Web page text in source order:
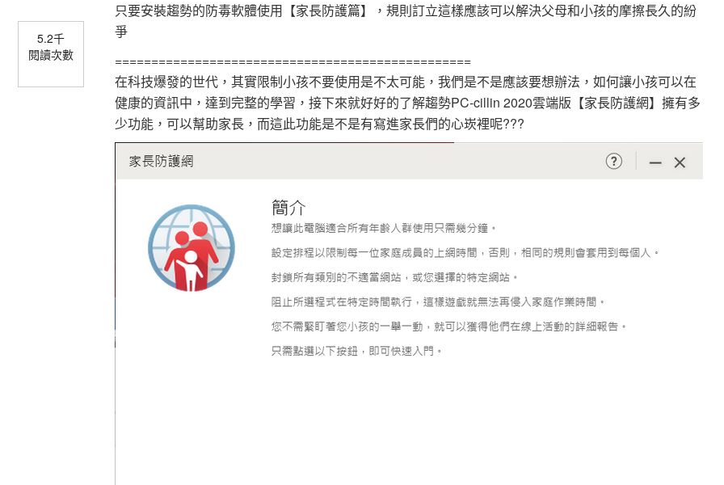
5.2千
閱讀次數
只要安裝趨勢的防毒軟體使用【家長防護篇】，規則訂立這樣應該可以解決父母和小孩的摩擦長久的紛
爭
=================================================
在科技爆發的世代，其實限制小孩不要使用是不太可能，我們是不是應該要想辦法，如何讓小孩可以在
健康的資訊中，達到完整的學習，接下來就好好的了解趨勢PC-cillin 2020雲端版【家長防護網】擁有多
少功能，可以幫助家長，而這此功能是不是有寫進家長們的心崁裡呢???